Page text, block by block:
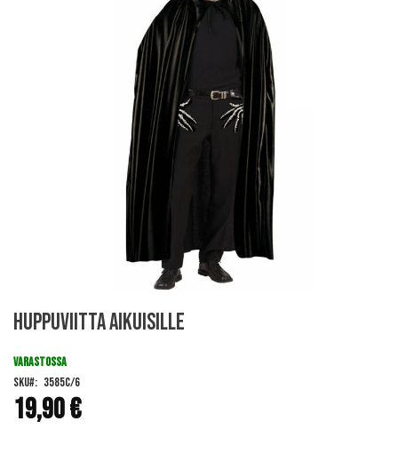
to
beginning
the
images
gallery
Huppuviitta aikuisille
19,90 €
VARASTOSSA
SKU
3585C/6